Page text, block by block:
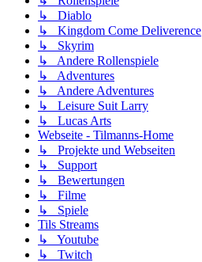
↳ Diablo
↳ Kingdom Come Deliverence
↳ Skyrim
↳ Andere Rollenspiele
↳ Adventures
↳ Andere Adventures
↳ Leisure Suit Larry
↳ Lucas Arts
Webseite - Tilmanns-Home
↳ Projekte und Webseiten
↳ Support
↳ Bewertungen
↳ Filme
↳ Spiele
Tils Streams
↳ Youtube
↳ Twitch